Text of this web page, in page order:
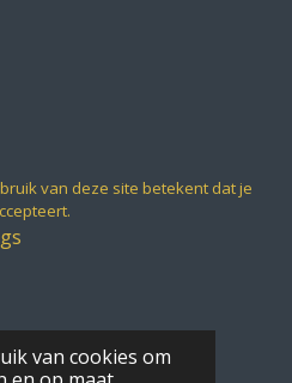
van cookies om
van deze site betekent dat je